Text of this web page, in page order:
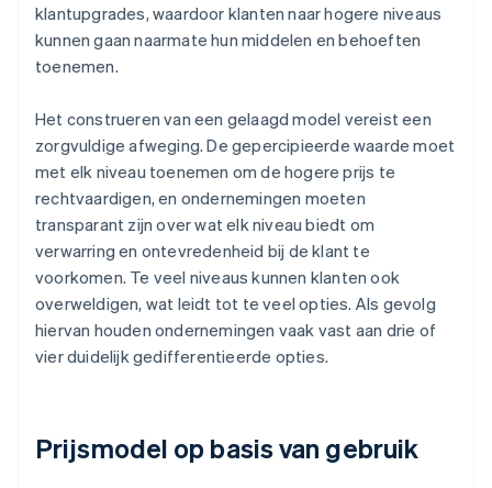
klantupgrades, waardoor klanten naar hogere niveaus
kunnen gaan naarmate hun middelen en behoeften
toenemen.
Het construeren van een gelaagd model vereist een
zorgvuldige afweging. De gepercipieerde waarde moet
met elk niveau toenemen om de hogere prijs te
rechtvaardigen, en ondernemingen moeten
transparant zijn over wat elk niveau biedt om
verwarring en ontevredenheid bij de klant te
voorkomen. Te veel niveaus kunnen klanten ook
overweldigen, wat leidt tot te veel opties. Als gevolg
hiervan houden ondernemingen vaak vast aan drie of
vier duidelijk gedifferentieerde opties.
Prijsmodel op basis van gebruik